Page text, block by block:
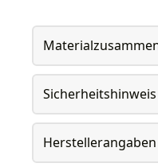
Sicherheitshinweis
Herstellerangaben